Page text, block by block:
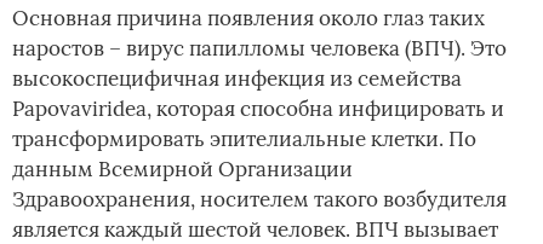
Основная причина появления около глаз таких
наростов – вирус папилломы человека (ВПЧ). Это
высокоспецифичная инфекция из семейства
Papovaviridea, которая способна инфицировать и
трансформировать эпителиальные клетки. По
данным Всемирной Организации
Здравоохранения, носителем такого возбудителя
является каждый шестой человек. ВПЧ вызывает